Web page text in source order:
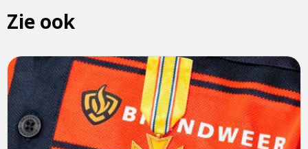
Zie ook
Lees
meer
over
Toegekende
Kruizen
van